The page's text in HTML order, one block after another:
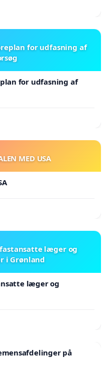
for udfasning af
for udfasning af
MED USA
læger og
i Grønland
læger og
på